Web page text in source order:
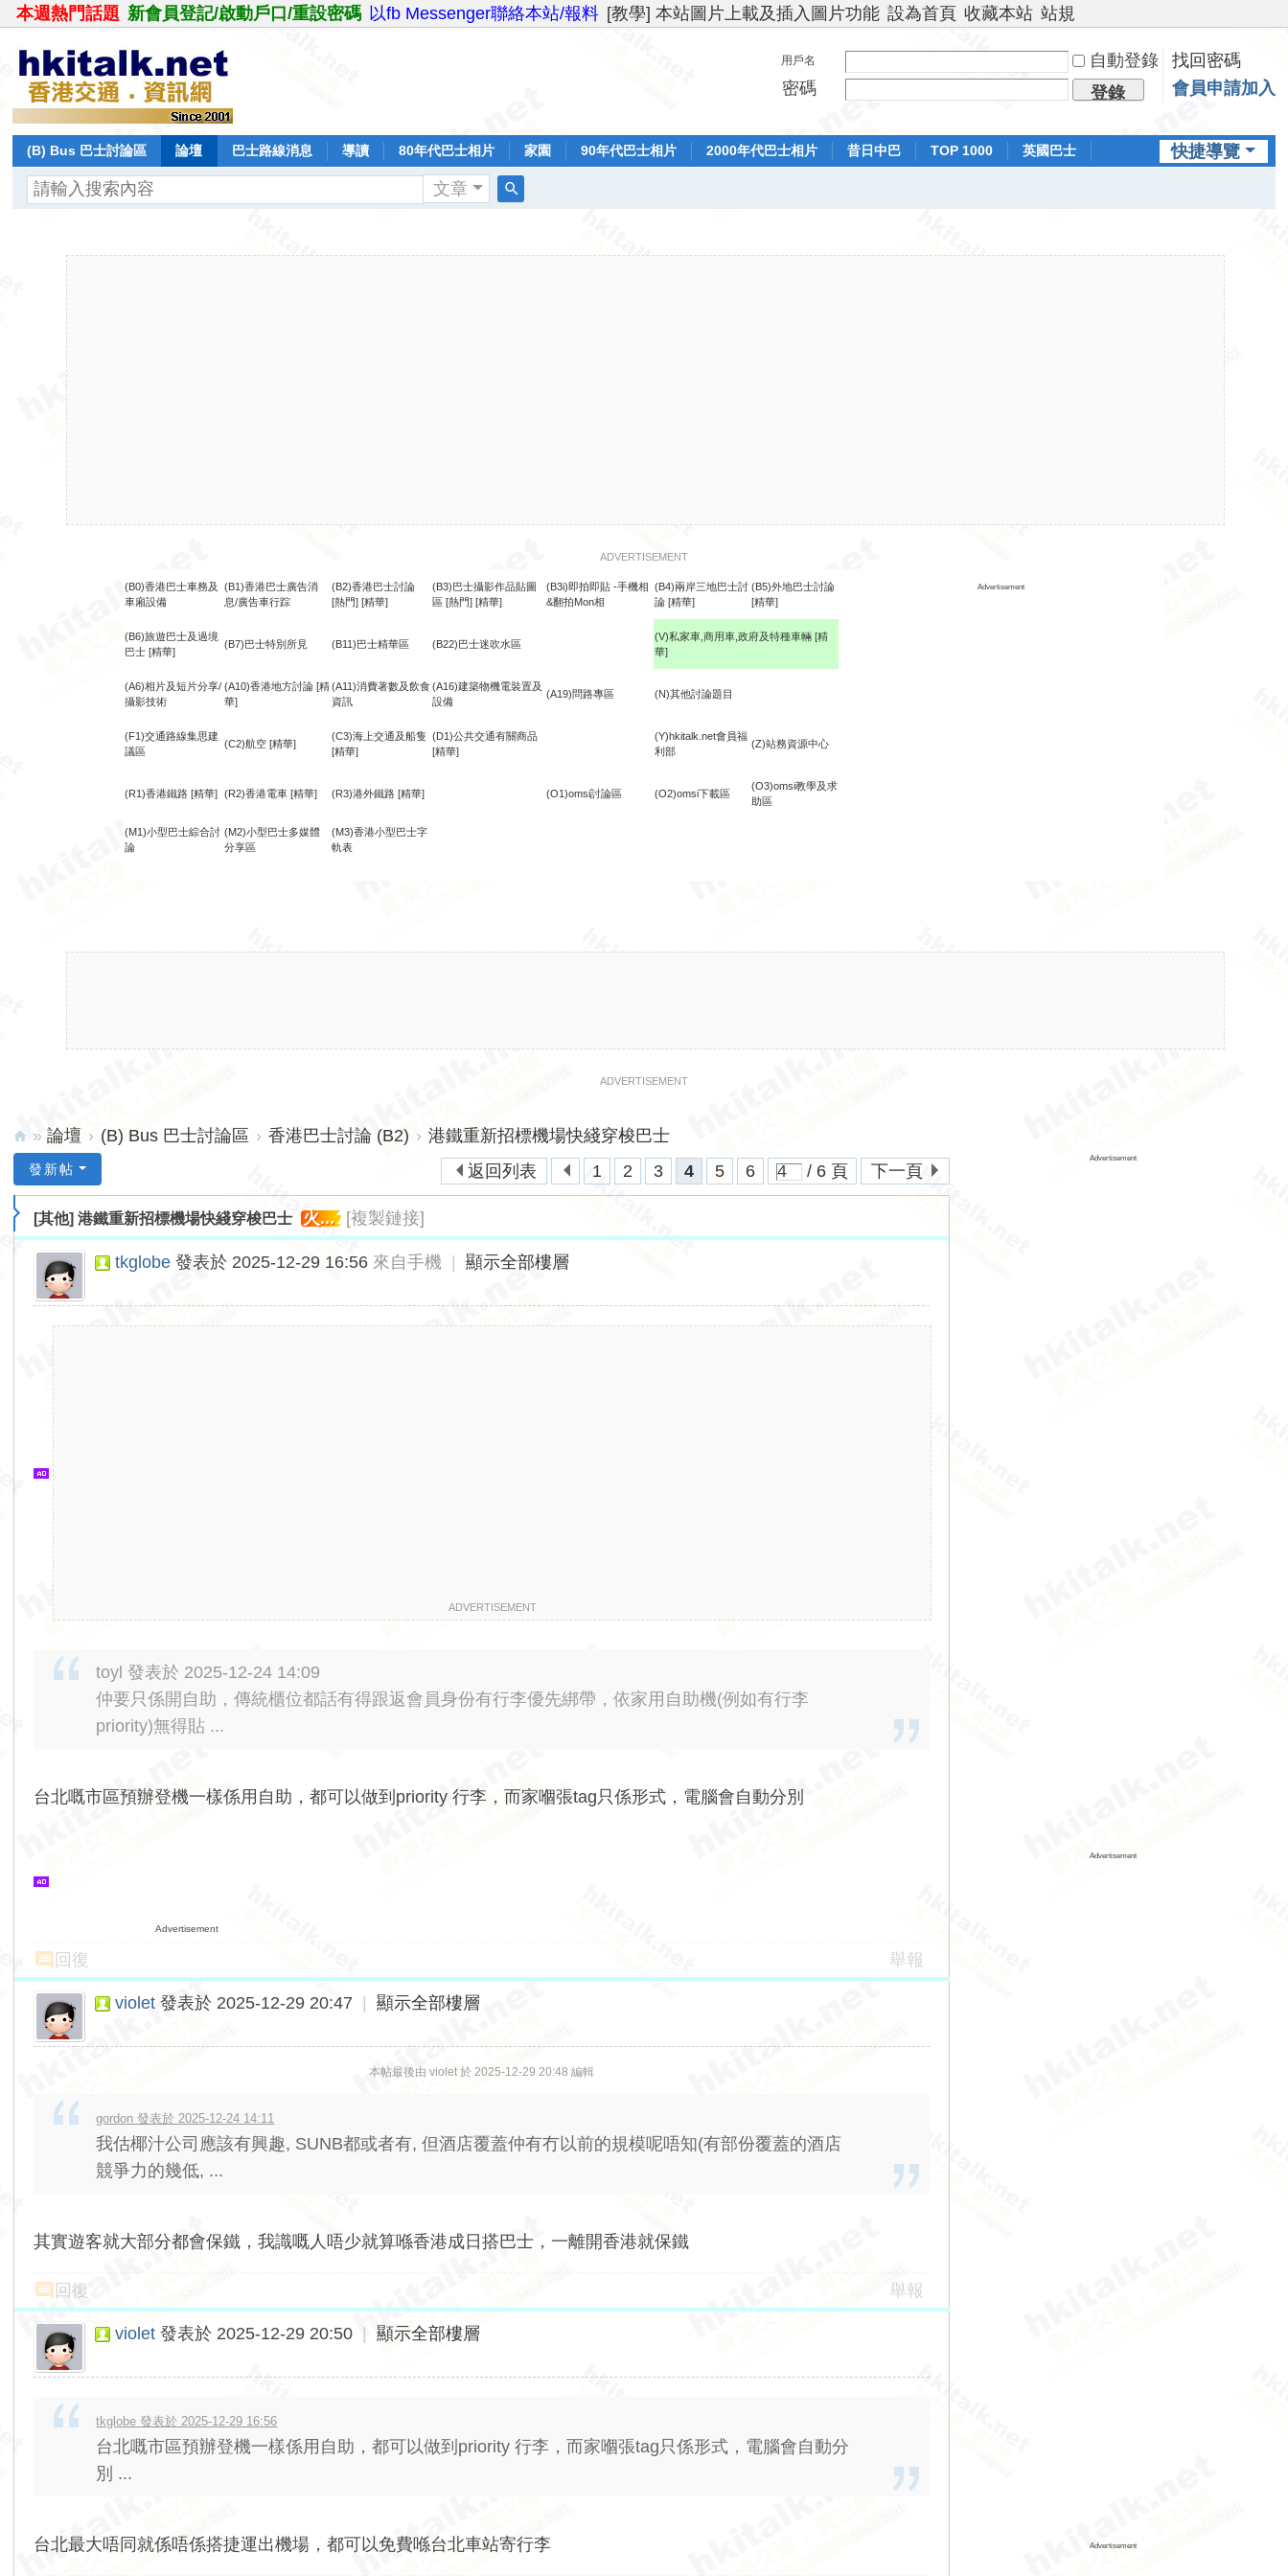
本週熱門話題 新會員登記/啟動戶口/重設密碼 以fb Messenger聯絡本站/報料 [教學] 本站圖片上載及插入圖片功能 設為首頁 收藏本站 站規
用戶名 自動登錄
找回密碼
密碼
登錄 會員申請加入
快捷導覽
(B) Bus 巴士討論區 論壇 巴士路線消息 導讀 80年代巴士相片 家園 90年代巴士相片 2000年代巴士相片 昔日中巴 TOP 1000
英國巴士
文章
ADVERTISEMENT
(B0)香港巴士車務及
車廂設備
(B1)香港巴士廣告消
息/廣告車行踪
(B2)香港巴士討論
[熱門] [精華]
(B3)巴士攝影作品貼圖
區 [熱門] [精華]
(B3i)即拍即貼 -手機相
&翻拍Mon相
(B4)兩岸三地巴士討
論 [精華]
(B5)外地巴士討論
[精華]
Advertisement
(B6)旅遊巴士及過境
巴士 [精華]
(B7)巴士特別所見 (B11)巴士精華區 (B22)巴士迷吹水區
(V)私家車,商用車,政府及特種車輛 [精
華]
(A6)相片及短片分享/
攝影技術
(A10)香港地方討論 [精
華]
(A11)消費著數及飲食
資訊
(A16)建築物機電裝置及
設備
(A19)問路專區 (N)其他討論題目
(F1)交通路線集思建
議區
(C2)航空 [精華]
(C3)海上交通及船隻
[精華]
(D1)公共交通有關商品
[精華]
(Y)hkitalk.net會員福
利部
(Z)站務資源中心
(R1)香港鐵路 [精華] (R2)香港電車 [精華] (R3)港外鐵路 [精華] (O1)omsi討論區 (O2)omsi下載區
(O3)omsi教學及求
助區
(M1)小型巴士綜合討
論
(M2)小型巴士多媒體
分享區
(M3)香港小型巴士字
軌表
ADVERTISEMENT
lk.
» 論壇 › (B) Bus 巴士討論區 › 香港巴士討論 (B2) › 港鐵重新招標機場快綫穿梭巴士
1
2 3 4 5 6 / 6 頁 下一頁
返回列表
發新帖
[其他]港鐵重新招標機場快綫穿梭巴士 火... [複製鏈接]
tkglobe 發表於 2025-12-29 16:56 來自手機 顯示全部樓層
ADVERTISEMENT
toyl 發表於 2025-12-24 14:09
仲要只係開自助，傳統櫃位都話有得跟返會員身份有行李優先綁帶，依家用自助機(例如有行李
priority)無得貼 ...
台北嘅市區預辦登機一樣係用自助，都可以做到priority 行李，而家嗰張tag只係形式，電腦會自動分別
Advertisement
回復 舉報
violet 發表於 2025-12-29 20:47 顯示全部樓層
本帖最後由 violet 於 2025-12-29 20:48 編輯
gordon 發表於 2025-12-24 14:11
我估椰汁公司應該有興趣, SUNB都或者有, 但酒店覆蓋仲有冇以前的規模呢唔知(有部份覆蓋的酒店
競爭力的幾低, ...
其實遊客就大部分都會保鐵，我識嘅人唔少就算喺香港成日搭巴士，一離開香港就保鐵
回復 舉報
violet 發表於 2025-12-29 20:50 顯示全部樓層
tkglobe 發表於 2025-12-29 16:56
台北嘅市區預辦登機一樣係用自助，都可以做到priority 行李，而家嗰張tag只係形式，電腦會自動分
別 ...
台北最大唔同就係唔係搭捷運出機場，都可以免費喺台北車站寄行李
Advertisement
Advertisement
Advertisement